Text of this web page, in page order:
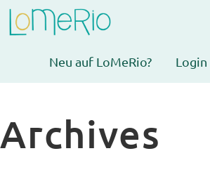
Neu auf LoMeRio? Login
Archives